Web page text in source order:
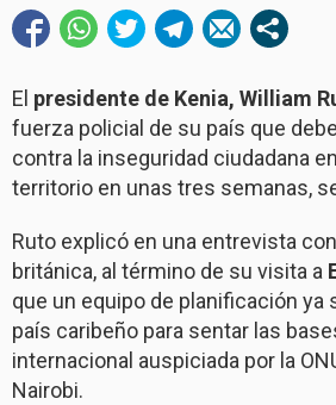
El presidente de Kenia, William
fuerza policial de su país que
contra la inseguridad ciudadana
territorio en unas tres semanas,
Ruto explicó en una entrevista
británica, al término de su visita a
que un equipo de planificación ya
país caribeño para sentar las
internacional auspiciada por la
Nairobi.